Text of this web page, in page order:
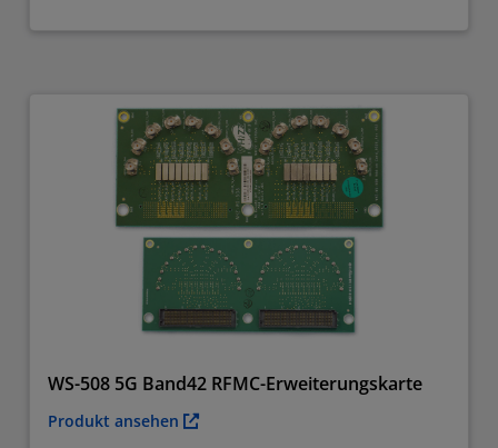
WS-508 5G Band42 RFMC-Erweiterungskarte
Produkt ansehen